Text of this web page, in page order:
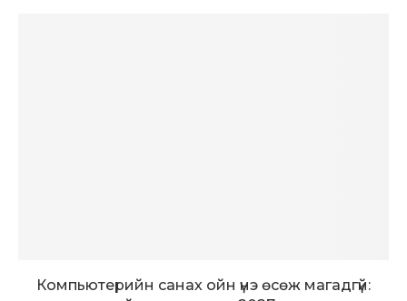
Компьютерийн санах ойн үнэ өсөж магадгүй: